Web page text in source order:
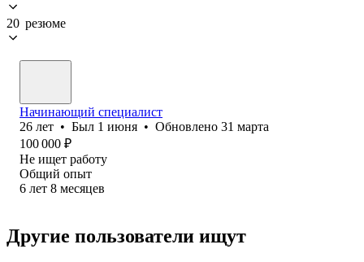
20 резюме
Начинающий специалист
26 лет • Был 1 июня • Обновлено 31 марта
100 000 ₽
Не ищет работу
Общий опыт
6 лет 8 месяцев
Другие пользователи ищут